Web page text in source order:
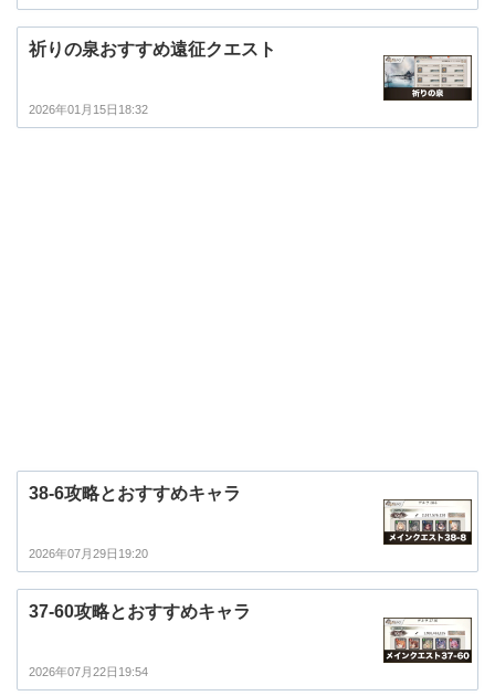
祈りの泉おすすめ遠征クエスト
2026年01月15日18:32
38-6攻略とおすすめキャラ
2026年07月29日19:20
37-60攻略とおすすめキャラ
2026年07月22日19:54